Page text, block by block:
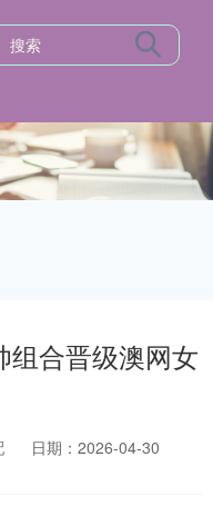
组合晋级澳网女
日期：2026-04-30